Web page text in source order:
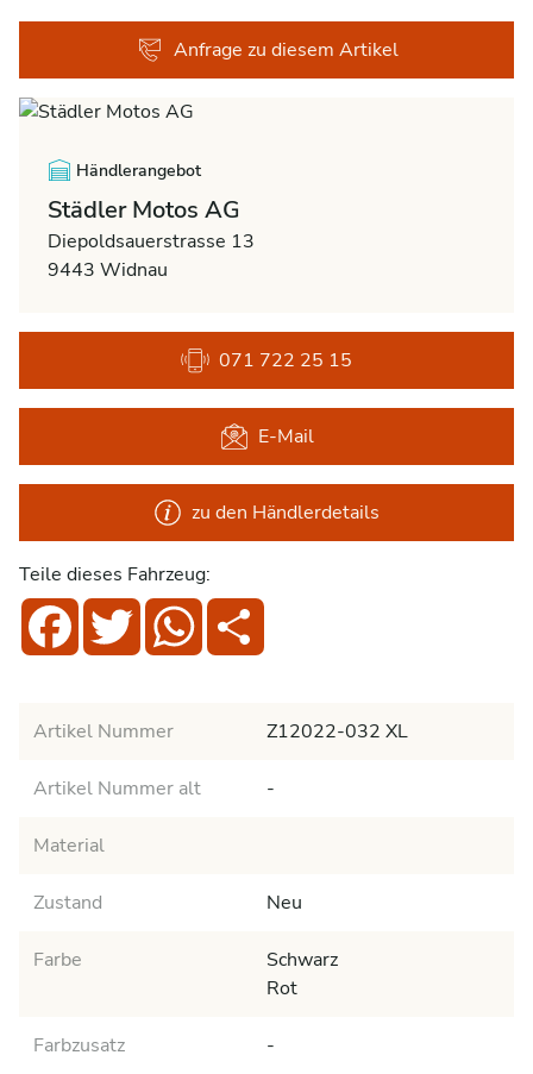
Anfrage zu diesem Artikel
Händlerangebot
Städler Motos AG
Diepoldsauerstrasse 13
9443 Widnau
071 722 25 15
E-Mail
zu den Händlerdetails
Teile dieses Fahrzeug:
FacebookTwitterWhatsApp
Artikel Nummer Z12022-032 XL
Artikel Nummer alt -
Material
Zustand Neu
Farbe
Schwarz
Rot
Farbzusatz -